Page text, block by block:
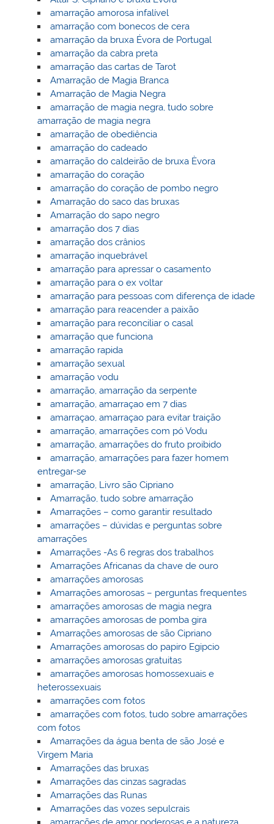
amarração amorosa infalível
amarração com bonecos de cera
amarração da bruxa Évora de Portugal
amarração da cabra preta
amarração das cartas de Tarot
Amarração de Magia Branca
Amarração de Magia Negra
amarração de magia negra, tudo sobre
amarração de magia negra
amarração de obediência
amarração do cadeado
amarração do caldeirão de bruxa Èvora
amarração do coração
amarração do coração de pombo negro
Amarração do saco das bruxas
Amarração do sapo negro
amarração dos 7 dias
amarração dos crânios
amarração inquebrável
amarração para apressar o casamento
amarração para o ex voltar
amarração para pessoas com diferença de idade
amarração para reacender a paixão
amarração para reconciliar o casal
amarração que funciona
amarração rapida
amarração sexual
amarração vodu
amarração, amarração da serpente
amarração, amarraçao em 7 dias
amarraçao, amarraçao para evitar traição
amarração, amarrações com pó Vodu
amarração, amarrações do fruto proibido
amarração, amarrações para fazer homem
entregar-se
amarração, Livro são Cipriano
Amarração, tudo sobre amarração
Amarrações – como garantir resultado
amarrações – dúvidas e perguntas sobre
amarrações
Amarrações -As 6 regras dos trabalhos
Amarrações Africanas da chave de ouro
amarrações amorosas
Amarrações amorosas – perguntas frequentes
amarrações amorosas de magia negra
amarrações amorosas de pomba gira
Amarrações amorosas de são Cipriano
Amarrações amorosas do papiro Egipcio
amarrações amorosas gratuitas
amarrações amorosas homossexuais e
heterossexuais
amarrações com fotos
amarrações com fotos, tudo sobre amarrações
com fotos
Amarrações da água benta de são José e
Virgem Maria
Amarrações das bruxas
Amarrações das cinzas sagradas
Amarrações das Runas
Amarrações das vozes sepulcrais